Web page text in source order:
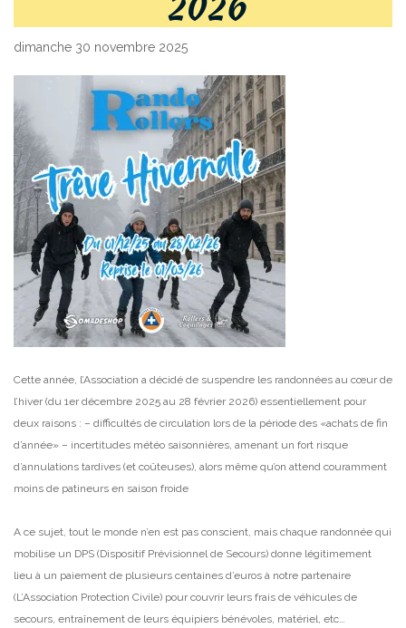
dimanche 30 novembre 2025
Cette année, l’Association a décidé de suspendre les randonnées au cœur de
l’hiver (du 1er décembre 2025 au 28 février 2026) essentiellement pour
deux raisons : – difficultés de circulation lors de la période des «achats de fin
d’année» – incertitudes météo saisonnières, amenant un fort risque
d’annulations tardives (et coûteuses), alors même qu’on attend couramment
moins de patineurs en saison froide
A ce sujet, tout le monde n’en est pas conscient, mais chaque randonnée qui
mobilise un DPS (Dispositif Prévisionnel de Secours) donne légitimement
lieu à un paiement de plusieurs centaines d’euros à notre partenaire
(L’Association Protection Civile) pour couvrir leurs frais de véhicules de
secours, entraînement de leurs équipiers bénévoles, matériel, etc…